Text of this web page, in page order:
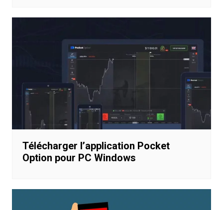
Télécharger l’application Pocket
Option pour PC Windows